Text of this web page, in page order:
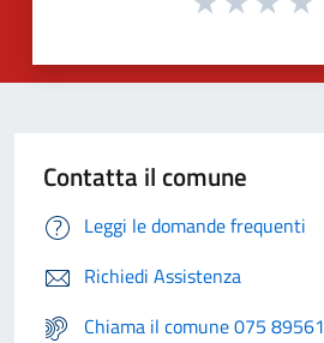
Contatta il comune
Leggi le domande frequenti
Richiedi Assistenza
Chiama il comune 075 89561